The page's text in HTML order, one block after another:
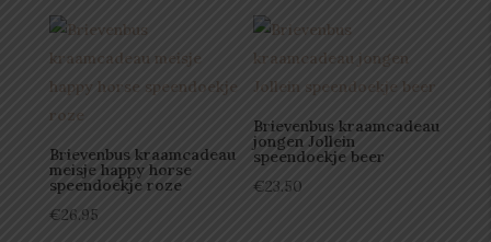
Brievenbus kraamcadeau
meisje happy horse
speendoekje roze
€26.95
Brievenbus kraamcadeau
jongen Jollein
speendoekje beer
€23.50